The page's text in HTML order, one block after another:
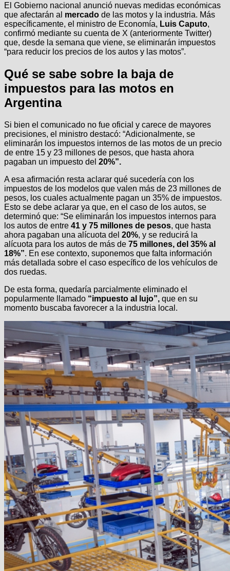
El Gobierno nacional anunció nuevas medidas económicas
que afectarán al mercado de las motos y la industria. Más
específicamente, el ministro de Economía, Luis Caputo,
confirmó mediante su cuenta de X (anteriormente Twitter)
que, desde la semana que viene, se eliminarán impuestos
“para reducir los precios de los autos y las motos”.
Qué se sabe sobre la baja de
impuestos para las motos en
Argentina
Si bien el comunicado no fue oficial y carece de mayores
precisiones, el ministro destacó: “Adicionalmente, se
eliminarán los impuestos internos de las motos de un precio
de entre 15 y 23 millones de pesos, que hasta ahora
pagaban un impuesto del 20%”.
A esa afirmación resta aclarar qué sucedería con los
impuestos de los modelos que valen más de 23 millones de
pesos, los cuales actualmente pagan un 35% de impuestos.
Esto se debe aclarar ya que, en el caso de los autos, se
determinó que: “Se eliminarán los impuestos internos para
los autos de entre 41 y 75 millones de pesos, que hasta
ahora pagaban una alícuota del 20%, y se reducirá la
alícuota para los autos de más de 75 millones, del 35% al
18%”. En ese contexto, suponemos que falta información
más detallada sobre el caso específico de los vehículos de
dos ruedas.
De esta forma, quedaría parcialmente eliminado el
popularmente llamado “impuesto al lujo”, que en su
momento buscaba favorecer a la industria local.